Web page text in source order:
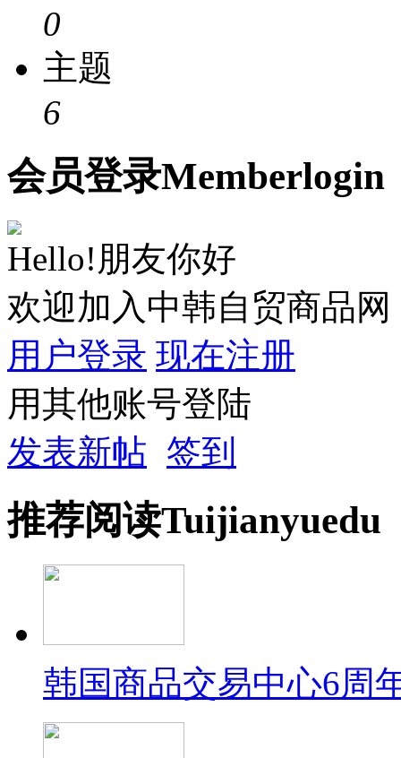
0
主题
6
会员登录Memberlogin
Hello!朋友你好
欢迎加入中韩自贸商品网
用户登录 现在注册
用其他账号登陆
发表新帖 签到
推荐阅读Tuijianyuedu
韩国商品交易中心6周